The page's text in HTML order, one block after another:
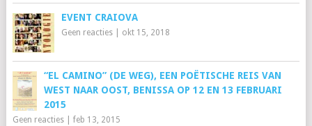
EVENT CRAIOVA
Geen reacties| okt 15, 2018
“EL CAMINO” (DE WEG), EEN POËTISCHE REIS VAN
WEST NAAR OOST, BENISSA OP 12 EN 13 FEBRUARI
2015
Geen reacties| feb 13, 2015